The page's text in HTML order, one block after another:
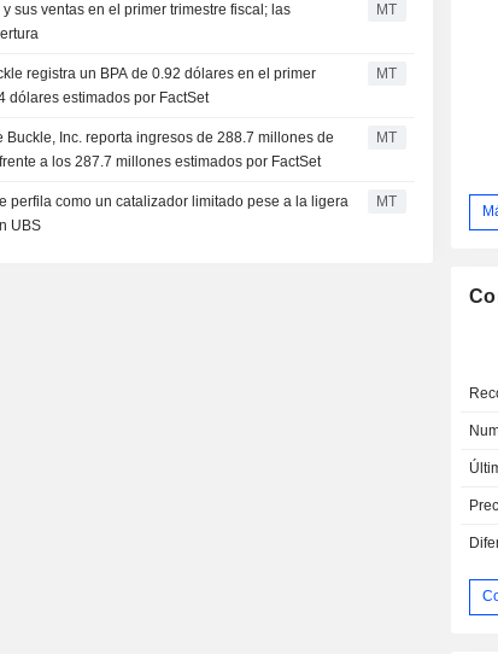
sus ventas en el primer trimestre fiscal; las
MT
registra un BPA de 0.92 dólares en el primer
dólares estimados por FactSet
MT
Buckle, Inc. reporta ingresos de 288.7 millones de
a los 287.7 millones estimados por FactSet
MT
perfila como un catalizador limitado pese a la ligera
UBS
MT